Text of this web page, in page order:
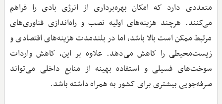
متعددی دارد که امکان بهره‌برداری از انرژی بادی را فراهم
می‌کنند. هرچند هزینه‌های اولیه نصب و راه‌اندازی فناوری‌های
مرتبط ممکن است بالا باشد، اما در بلندمدت هزینه‌های اقتصادی و
زیست‌محیطی را کاهش می‌دهد. علاوه بر این، کاهش واردات
سوخت‌های فسیلی و استفاده بهینه از منابع داخلی می‌تواند
صرفه‌جویی بیشتری برای کشور به همراه داشته باشد.